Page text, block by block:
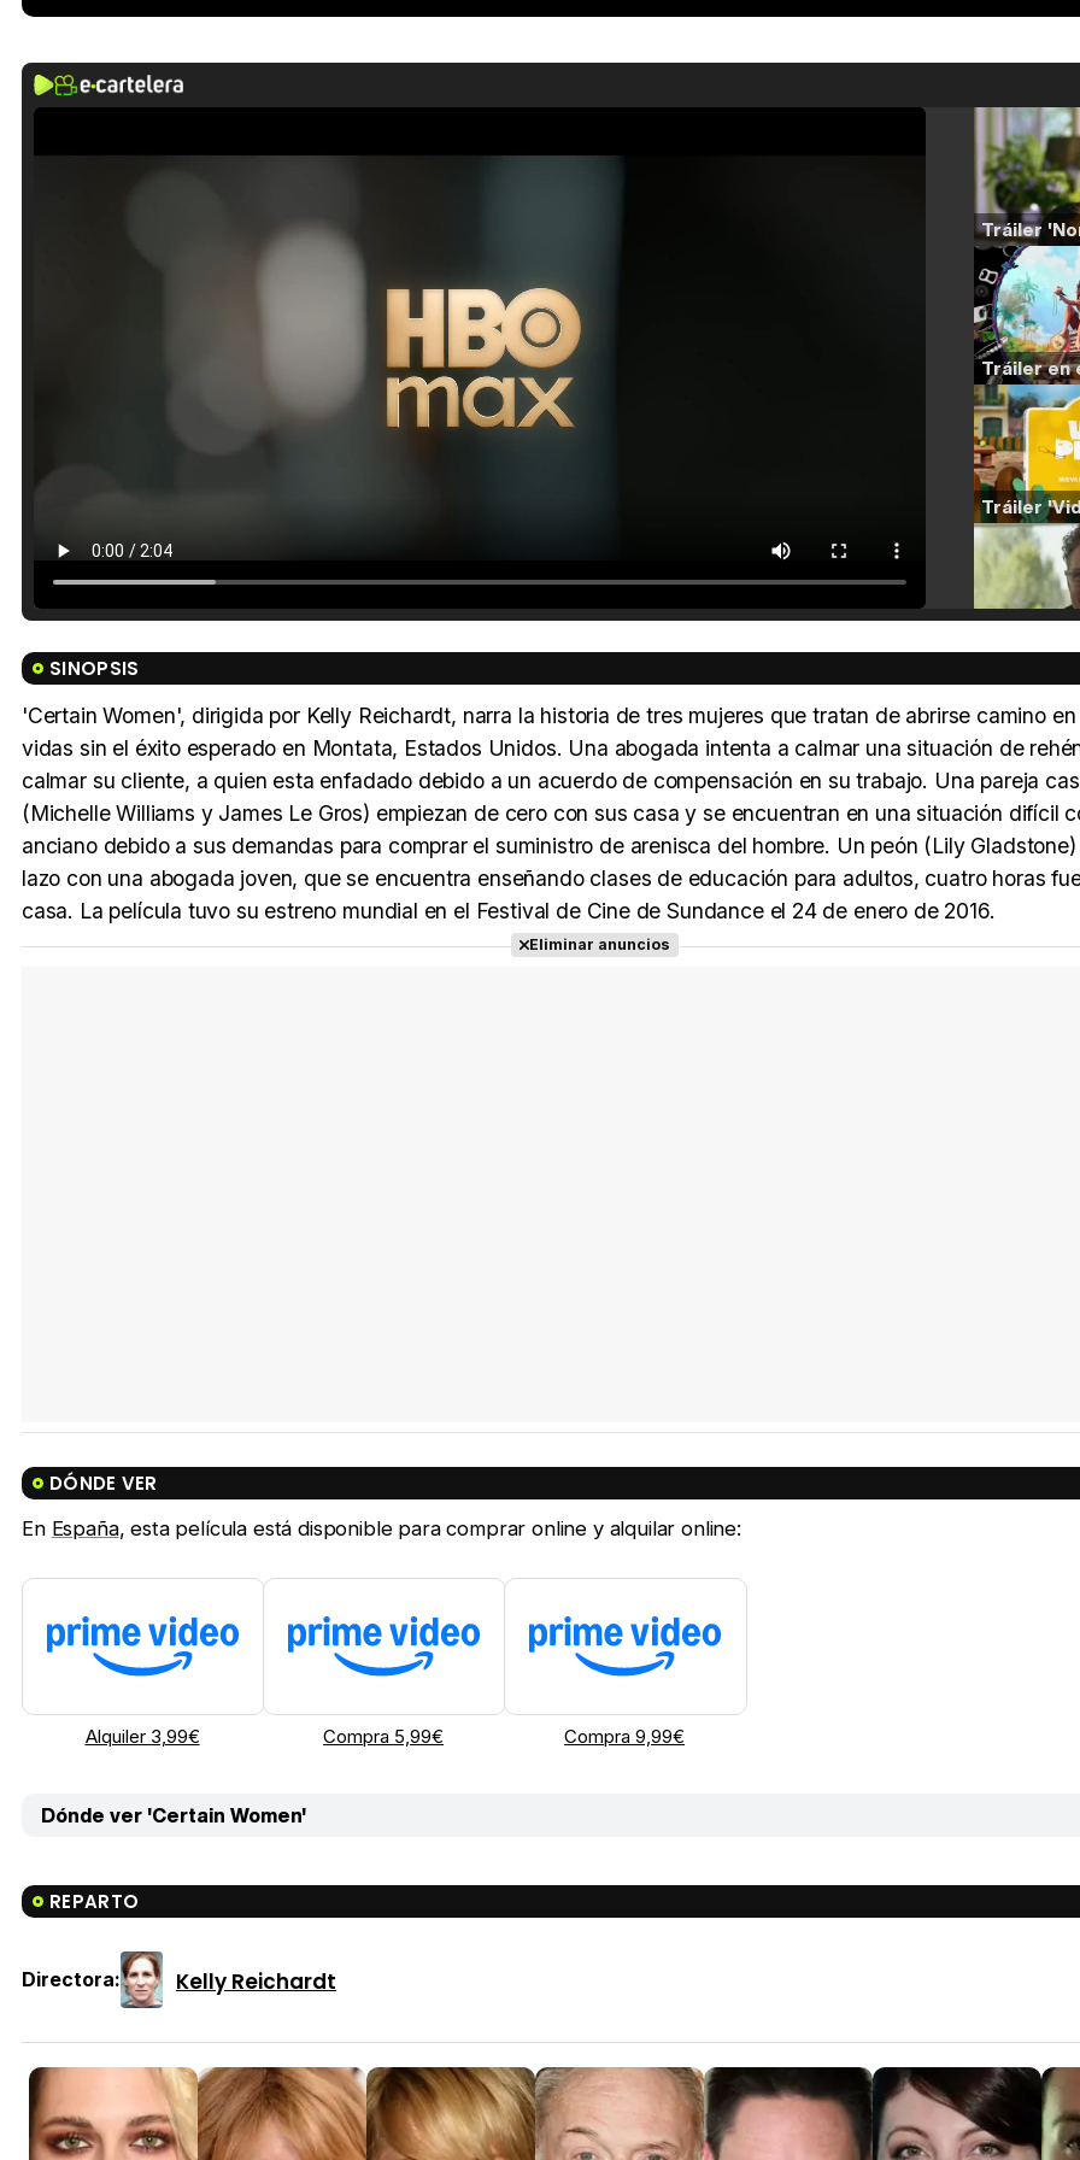
SINOPSIS
'Certain Women', dirigida por Kelly Reichardt, narra la historia de tres mujeres que tratan de abrirse camino en
vidas sin el éxito esperado en Montata, Estados Unidos. Una abogada intenta a calmar una situación de
calmar su cliente, a quien esta enfadado debido a un acuerdo de compensación en su trabajo. Una pareja
(Michelle Williams y James Le Gros) empiezan de cero con sus casa y se encuentran en una situación difícil
anciano debido a sus demandas para comprar el suministro de arenisca del hombre. Un peón (Lily Gladstone)
lazo con una abogada joven, que se encuentra enseñando clases de educación para adultos, cuatro horas
casa. La película tuvo su estreno mundial en el Festival de Cine de Sundance el 24 de enero de 2016.
Eliminar anuncios
DÓNDE VER
En España, esta película está disponible para comprar online y alquilar online:
Alquiler 3,99€ Compra 5,99€ Compra 9,99€
Dónde ver 'Certain Women'
REPARTO
Directora: Kelly Reichardt